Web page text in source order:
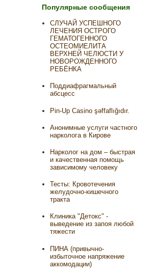
Популярные сообщения
СЛУЧАЙ УСПЕШНОГО
ЛЕЧЕНИЯ ОСТРОГО
ГЕМАТОГЕННОГО
ОСТЕОМИЕЛИТА
ВЕРХНЕЙ ЧЕЛЮСТИ У
НОВОРОЖДЕННОГО
РЕБЁНКА
Поддиафрагмальный
абсцесс
Pin-Up Casino şəffaflığıdır.
Анонимные услуги частного
нарколога в Кирове
Нарколог на дом – быстрая
и качественная помощь
зависимому человеку
Тесты: Кровотечения
желудочно-кишечного
тракта
Клиника "Детокс" -
выведение из запоя любой
тяжести
ПИНА (привычно-
избыточное напряжение
аккомодации)